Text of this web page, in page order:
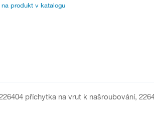
produkt v katalogu
příchytka na vrut k našroubování,